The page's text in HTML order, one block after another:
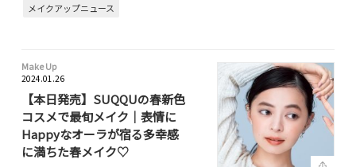
メイクアップニュース
Make Up
2024.01.26
【本日発売】SUQQUの春新色
コスメで最旬メイク｜表情に
Happyなオーラが宿る多幸感
に満ちた春メイク♡